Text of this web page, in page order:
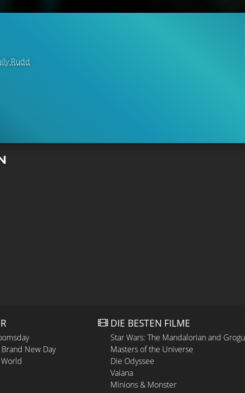
Rudd
New Day
DIE BESTEN FILME
Star Wars: The Mandalorian and Grogu
Masters of the Universe
Die Odyssee
Vaiana
Minions & Monster